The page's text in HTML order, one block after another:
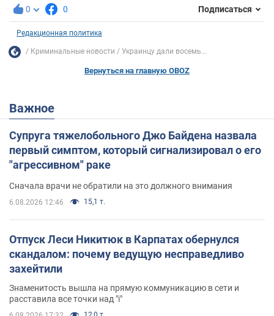
0 0 Подписаться
Редакционная политика
Криминальные новости Украинцу дали восемь...
Вернуться на главную OBOZ
Важное
Супруга тяжелобольного Джо Байдена назвала
первый симптом, который сигнализировал о его
"агрессивном" раке
Сначала врачи не обратили на это должного внимания
6.08.2026 12:46 15,1 т.
Отпуск Леси Никитюк в Карпатах обернулся
скандалом: почему ведущую несправедливо
захейтили
Знаменитость вышла на прямую коммуникацию в сети и
расставила все точки над "i"